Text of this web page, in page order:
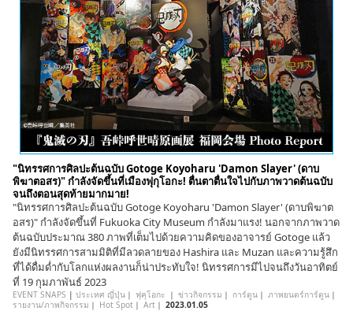
"นิทรรศการศิลปะต้นฉบับ Gotoge Koyoharu 'Damon Slayer' (ดาบ
พิฆาตอสร)" กำลังจัดขึ้นที่เมืองฟุกุโอกะ! ตื่นตาตื่นใจไปกับภาพวาดต้นฉบับ
จนถึงตอนสุดท้ายมากมาย!
"นิทรรศการศิลปะต้นฉบับ Gotoge Koyoharu 'Damon Slayer' (ดาบพิฆาต
อสร)" กำลังจัดขึ้นที่ Fukuoka City Museum กำลังมาแรง! นอกจากภาพวาด
ต้นฉบับประมาณ 380 ภาพที่เต็มไปด้วยความคิดของอาจารย์ Gotoge แล้ว
ยังมีนิทรรศการสามมิติที่มีลวดลายของ Hashira และ Muzan และความรู้สึก
ที่ได้ดื่มด่ำกับโลกแห่งผลงานก็น่าประทับใจ! นิทรรศการมีไปจนถึงวันอาทิตย์
ที่ 19 กุมภาพันธ์ 2023
EVENT SNAPS | ประเทศ ญี่ปุ่น｜ ฟุคุโอกะ ｜ ข่าวกิจกรรม ｜ การ์ตูน｜ ภาพยนตร์การ์ตูน｜
รายงาน/ภาพกิจกรรม ｜ Hot Spot｜ Art｜ 2023.01.05